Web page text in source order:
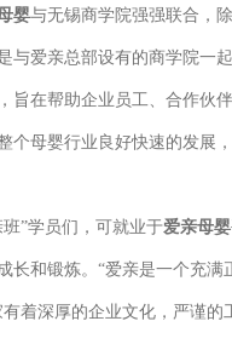
婴与无锡商学院强强联合，
与爱亲总部设有的商学院一
旨在帮助企业员工、合作伙
个母婴行业良好快速的发展
”学员们，可就业于爱亲母婴
长和锻炼。“爱亲是一个充
着深厚的企业文化，严谨